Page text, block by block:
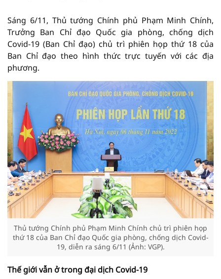
Sáng 6/11, Thủ tướng Chính phủ Phạm Minh Chính,
Trưởng Ban Chỉ đạo Quốc gia phòng, chống dịch
Covid-19 (Ban Chỉ đạo) chủ trì phiên họp thứ 18 của
Ban Chỉ đạo theo hình thức trực tuyến với các địa
phương.
Thủ tướng Chính phủ Phạm Minh Chính chủ trì phiên họp
thứ 18 của Ban Chỉ đạo Quốc gia phòng, chống dịch Covid-
19, diễn ra sáng 6/11 (Ảnh: VGP).
Thế giới vẫn ở trong đại dịch Covid-19